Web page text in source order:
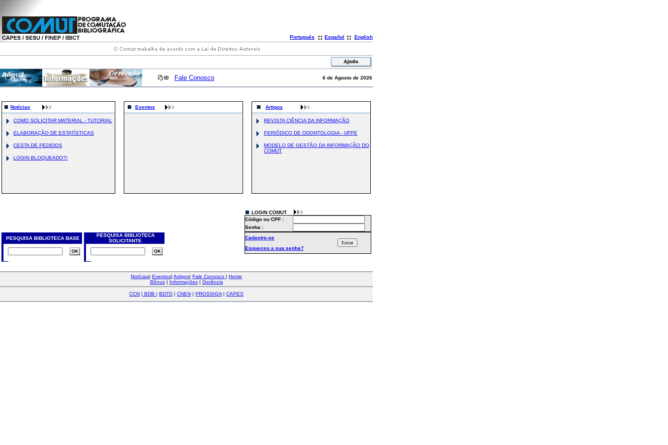
Português :: Español :: English
Fale Conosco 6 de Agosto de 2026
Notícias
COMO SOLICITAR MATERIAL - TUTORIAL
ELABORAÇÃO DE ESTATÍSTICAS
CESTA DE PEDIDOS
LOGIN BLOQUEADO?!
Eventos Artigos
REVISTA CIÊNCIA DA INFORMAÇÃO
PERIÓDICO DE ODONTOLOGIA - UFPE
MODELO DE GESTÃO DA INFORMAÇÃO DO
COMUT
PESQUISA BIBLIOTECA BASE
PESQUISA BIBLIOTECA
SOLICITANTE
LOGIN COMUT
Código ou CPF :
Senha :
Cadastre-se
Esqueceu a sua senha?
Notícias| Eventos| Artigos| Fale Conosco | Home
Bônus| Informações| Gerência
CCN | BDB | BDTD | CNEN | PROSSIGA | CAPES